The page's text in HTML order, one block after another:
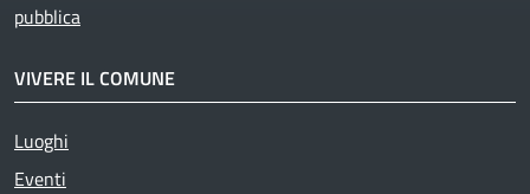
pubblica
VIVERE IL COMUNE
Luoghi
Eventi